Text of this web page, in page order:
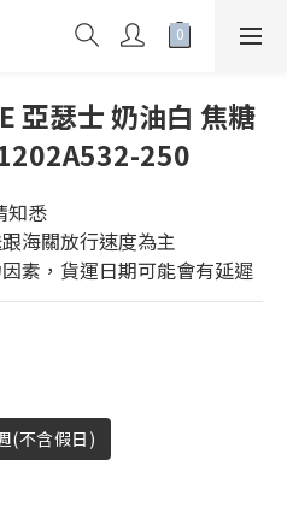
亞瑟士 奶油白 焦糖
250
知悉
海關放行速度為主
素，貨運日期可能會有延遲
(不含假日)